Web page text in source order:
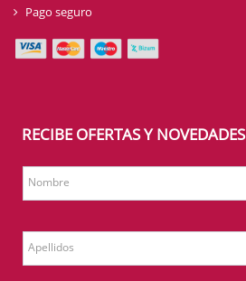
Pago seguro
RECIBE OFERTAS Y NOVEDADES
Nombre
Apellidos